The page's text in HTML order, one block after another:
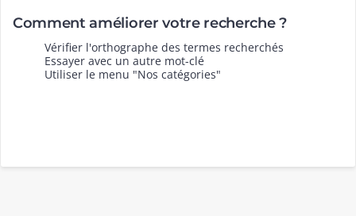
Comment améliorer votre recherche ?
Vérifier l'orthographe des termes recherchés
Essayer avec un autre mot-clé
Utiliser le menu "Nos catégories"